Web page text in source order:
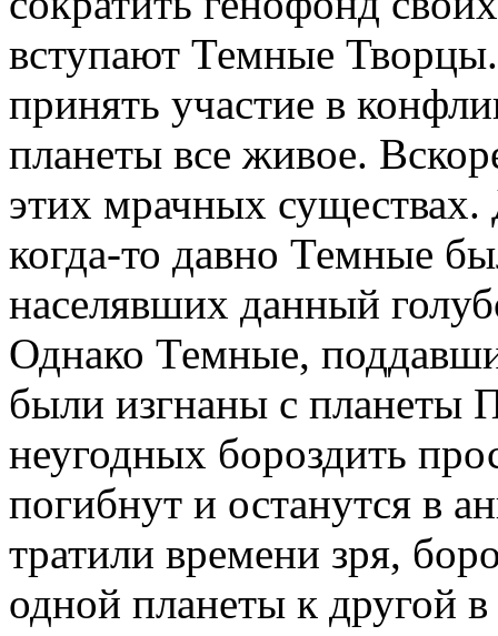
вступают Темные
принять участие в
планеты все живое.
этих мрачных
когда-то давно Темные
населявших данный
Однако Темные,
были изгнаны с планеты
неугодных бороздить
погибнут и останутся в
тратили времени зря,
одной планеты к другой